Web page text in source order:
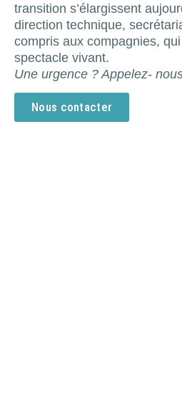
transition s’élargissent
direction technique,
compris aux compagnies,
spectacle vivant.
Une urgence ? Appelez-
Nous contacter